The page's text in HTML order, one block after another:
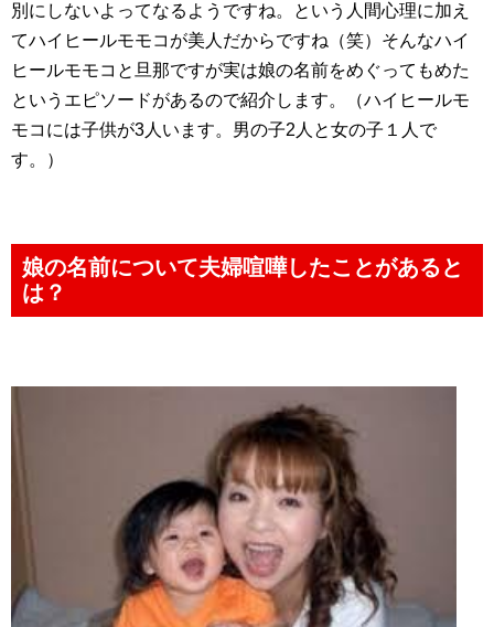
別にしないよってなるようですね。という人間心理に加え
てハイヒールモモコが美人だからですね（笑）そんなハイ
ヒールモモコと旦那ですが実は娘の名前をめぐってもめた
というエピソードがあるので紹介します。（ハイヒールモ
モコには子供が3人います。男の子2人と女の子１人で
す。）
娘の名前について夫婦喧嘩したことがあると
は？